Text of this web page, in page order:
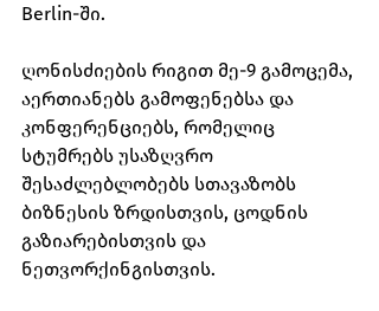
Berlin-ში.
ღონისძიების რიგით მე-9 გამოცემა,
აერთიანებს გამოფენებსა და
კონფერენციებს, რომელიც
სტუმრებს უსაზღვრო
შესაძლებლობებს სთავაზობს
ბიზნესის ზრდისთვის, ცოდნის
გაზიარებისთვის და
ნეთვორქინგისთვის.